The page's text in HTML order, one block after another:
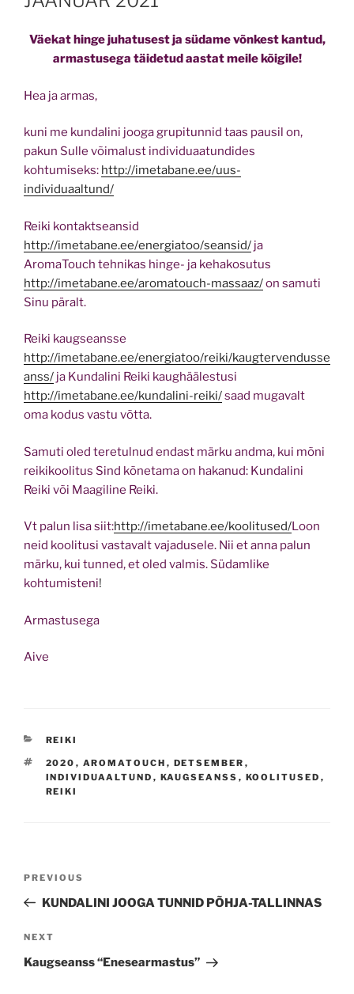
Väekat hinge juhatusest ja südame võnkest kantud,
armastusega täidetud aastat meile kõigile!
Hea ja armas,
kuni me kundalini jooga grupitunnid taas pausil on,
pakun Sulle võimalust individuaatundides
kohtumiseks: http://imetabane.ee/uus-
individuaaltund/
Reiki kontaktseansid
http://imetabane.ee/energiatoo/seansid/ ja
AromaTouch tehnikas hinge- ja kehakosutus
http://imetabane.ee/aromatouch-massaaz/on samuti
Sinu päralt.
Reiki kaugseansse
http://imetabane.ee/energiatoo/reiki/kaugtervendusse
anss/ ja Kundalini Reiki kaughäälestusi
http://imetabane.ee/kundalini-reiki/saad mugavalt
oma kodus vastu võtta.
Samuti oled teretulnud endast märku andma, kui mõni
reikikoolitus Sind kõnetama on hakanud: Kundalini
Reiki või Maagiline Reiki.
Vt palun lisa siit:http://imetabane.ee/koolitused/Loon
neid koolitusi vastavalt vajadusele. Nii et anna palun
märku, kui tunned, et oled valmis. Südamlike
kohtumisteni!
Armastusega
Aive
CATEGORIES
REIKI
TAGS
2020 , AROMATOUCH , DETSEMBER ,
INDIVIDUAALTUND , KAUGSEANSS , KOOLITUSED ,
REIKI
Previous
Post
PREVIOUS
KUNDALINI JOOGA TUNNID PÕHJA-TALLINNAS
Next
Post
NEXT
Kaugseanss “Enesearmastus”